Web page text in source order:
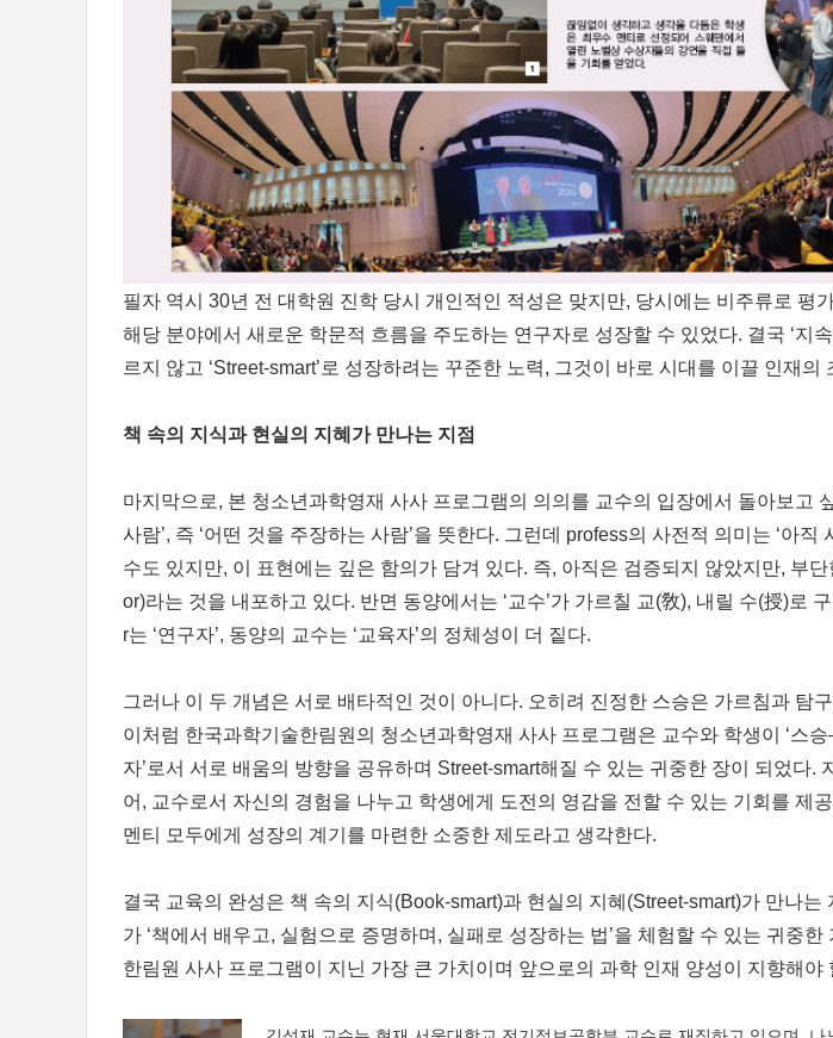
필자 역시 30년 전 대학원 진학 당시 개인적인 적성은 맞지만, 당시에는 비주류로
해당 분야에서 새로운 학문적 흐름을 주도하는 연구자로 성장할 수 있었다. 결국 ‘지
르지 않고 ‘Street-smart’로 성장하려는 꾸준한 노력, 그것이 바로 시대를 이끌 인재의
책 속의 지식과 현실의 지혜가 만나는 지점
마지막으로, 본 청소년과학영재 사사 프로그램의 의의를 교수의 입장에서 돌아보고
사람’, 즉 ‘어떤 것을 주장하는 사람’을 뜻한다. 그런데 profess의 사전적 의미는 ‘아
수도 있지만, 이 표현에는 깊은 함의가 담겨 있다. 즉, 아직은 검증되지 않았지만, 부
or)라는 것을 내포하고 있다. 반면 동양에서는 ‘교수’가 가르칠 교(敎), 내릴 수(授)로
r는 ‘연구자’, 동양의 교수는 ‘교육자’의 정체성이 더 짙다.
그러나 이 두 개념은 서로 배타적인 것이 아니다. 오히려 진정한 스승은 가르침과 탐
이처럼 한국과학기술한림원의 청소년과학영재 사사 프로그램은 교수와 학생이 ‘스승
자’로서 서로 배움의 방향을 공유하며 Street-smart해질 수 있는 귀중한 장이 되었다.
어, 교수로서 자신의 경험을 나누고 학생에게 도전의 영감을 전할 수 있는 기회를 제
멘티 모두에게 성장의 계기를 마련한 소중한 제도라고 생각한다.
결국 교육의 완성은 책 속의 지식(Book-smart)과 현실의 지혜(Street-smart)가 만나
가 ‘책에서 배우고, 실험으로 증명하며, 실패로 성장하는 법’을 체험할 수 있는 귀중
한림원 사사 프로그램이 지닌 가장 큰 가치이며 앞으로의 과학 인재 양성이 지향해야